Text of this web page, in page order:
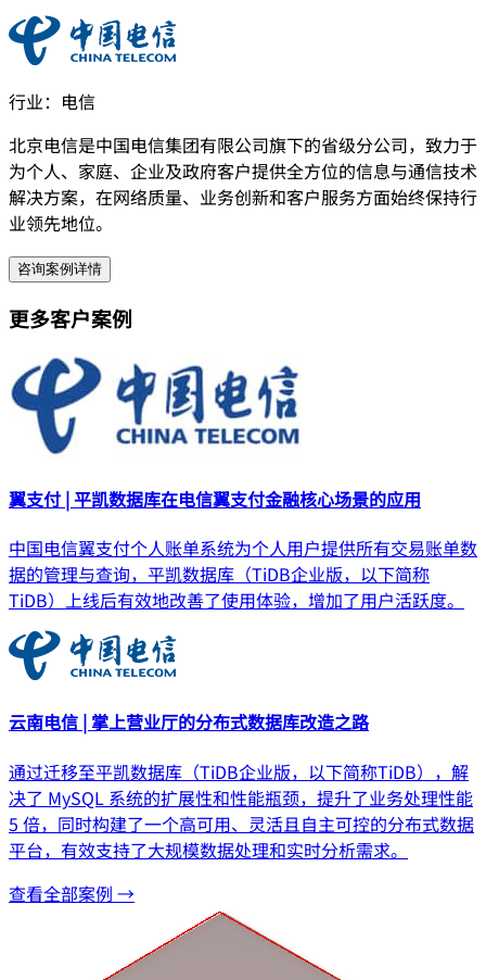
行业： 电信
北京电信是中国电信集团有限公司旗下的省级分公司，致力于
为个人、家庭、企业及政府客户提供全方位的信息与通信技术
解决方案，在网络质量、业务创新和客户服务方面始终保持行
业领先地位。
咨询案例详情
更多客户案例
翼支付 | 平凯数据库在电信翼支付金融核心场景的应用
中国电信翼支付个人账单系统为个人用户提供所有交易账单数
据的管理与查询，平凯数据库（TiDB企业版，以下简称
TiDB）上线后有效地改善了使用体验，增加了用户活跃度。
云南电信 | 掌上营业厅的分布式数据库改造之路
通过迁移至平凯数据库（TiDB企业版，以下简称TiDB），解
决了 MySQL 系统的扩展性和性能瓶颈，提升了业务处理性能
5 倍，同时构建了一个高可用、灵活且自主可控的分布式数据
平台，有效支持了大规模数据处理和实时分析需求。
查看全部案例 →